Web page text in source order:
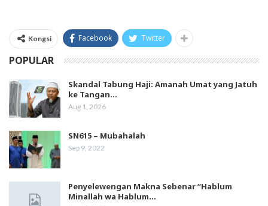
Kongsi Facebook Twitter
POPULAR
Skandal Tabung Haji: Amanah Umat yang Jatuh
ke Tangan…
Aug 1, 2026
SN615 – Mubahalah
Sep 9, 2022
Penyelewengan Makna Sebenar “Hablum
Minallah wa Hablum…